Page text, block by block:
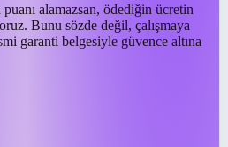
puanı alamazsan, ödediğin ücretin
Bunu sözde değil, çalışmaya
garanti belgesiyle güvence altına